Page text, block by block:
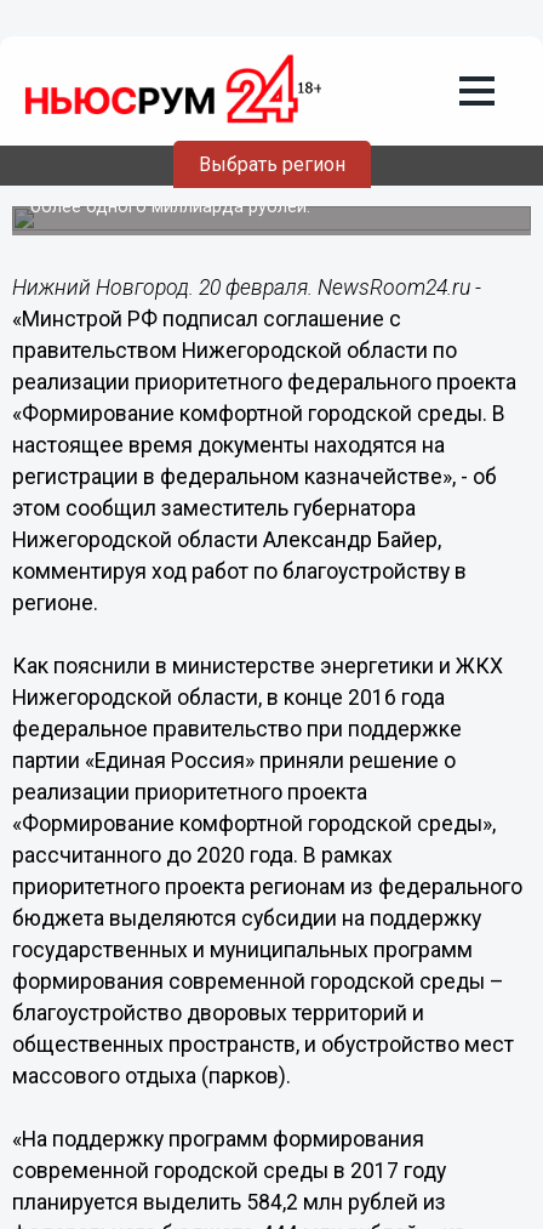
Выбрать регион
области по реализации проекта
«Формирование комфортной
городской среды
Только в 2017 году в Нижегородской области на
реализацию мероприятий программы будет направлено
более одного миллиарда рублей.
Нижний Новгород. 20 февраля. NewsRoom24.ru -
«Минстрой РФ подписал соглашение с
правительством Нижегородской области по
реализации приоритетного федерального проекта
«Формирование комфортной городской среды. В
настоящее время документы находятся на
регистрации в федеральном казначействе», - об
этом сообщил заместитель губернатора
Нижегородской области Александр Байер,
комментируя ход работ по благоустройству в
регионе.
Как пояснили в министерстве энергетики и ЖКХ
Нижегородской области, в конце 2016 года
федеральное правительство при поддержке
партии «Единая Россия» приняли решение о
реализации приоритетного проекта
«Формирование комфортной городской среды»,
рассчитанного до 2020 года. В рамках
приоритетного проекта регионам из федерального
бюджета выделяются субсидии на поддержку
государственных и муниципальных программ
формирования современной городской среды –
благоустройство дворовых территорий и
общественных пространств, и обустройство мест
массового отдыха (парков).
«На поддержку программ формирования
современной городской среды в 2017 году
планируется выделить 584,2 млн рублей из